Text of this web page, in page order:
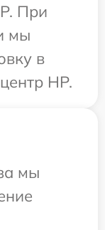
При
мы
в
HP.
мы